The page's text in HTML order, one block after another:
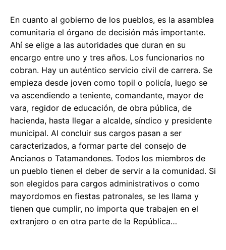
En cuanto al gobierno de los pueblos, es la asamblea
comunitaria el órgano de decisión más importante.
Ahí se elige a las autoridades que duran en su
encargo entre uno y tres años. Los funcionarios no
cobran. Hay un auténtico servicio civil de carrera. Se
empieza desde joven como topil o policía, luego se
va ascendiendo a teniente, comandante, mayor de
vara, regidor de educación, de obra pública, de
hacienda, hasta llegar a alcalde, síndico y presidente
municipal. Al concluir sus cargos pasan a ser
caracterizados, a formar parte del consejo de
Ancianos o Tatamandones. Todos los miembros de
un pueblo tienen el deber de servir a la comunidad. Si
son elegidos para cargos administrativos o como
mayordomos en fiestas patronales, se les llama y
tienen que cumplir, no importa que trabajen en el
extranjero o en otra parte de la República…